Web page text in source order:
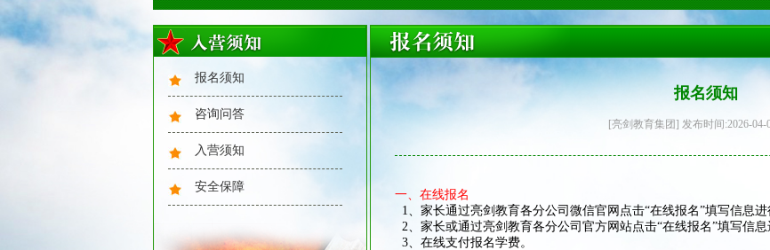
报名须知
咨询问答
入营须知
安全保障
心理健康
报名须知
[亮剑教育集团] 发布时间:2026-04-
一、在线报名
1、家长通过亮剑教育各分公司微信官网点击“在线报名”填写信息
2、家长或通过亮剑教育各分公司官方网站点击“在线报名”填写信息
3、在线支付报名学费。